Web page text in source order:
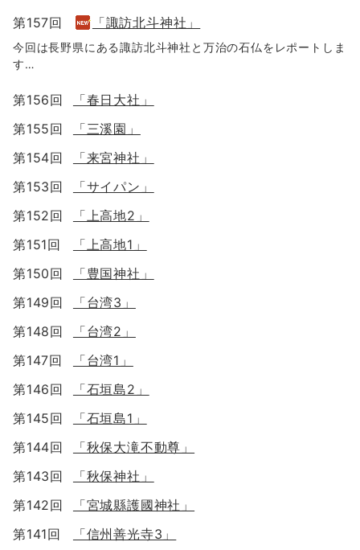
第157回 「諏訪北斗神社」
今回は長野県にある諏訪北斗神社と万治の石仏をレポートしま
す…
第156回
「春日大社」
第155回
「三溪園」
第154回
「来宮神社」
第153回
「サイパン」
第152回
「上高地2」
第151回
「上高地1」
第150回
「豊国神社」
第149回
「台湾3」
第148回
「台湾2」
第147回
「台湾1」
第146回
「石垣島2」
第145回
「石垣島1」
第144回
「秋保大滝不動尊」
第143回
「秋保神社」
第142回
「宮城縣護國神社」
第141回
「信州善光寺3」